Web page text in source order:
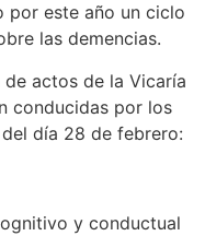
por este año un ciclo
las demencias.
de actos de la Vicaría
conducidas por los
día 28 de febrero:
y conductual